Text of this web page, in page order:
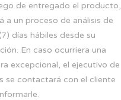
de entregado el producto,
a un proceso de análisis de
días hábiles desde su
En caso ocurriera una
excepcional, el ejecutivo de
se contactará con el cliente